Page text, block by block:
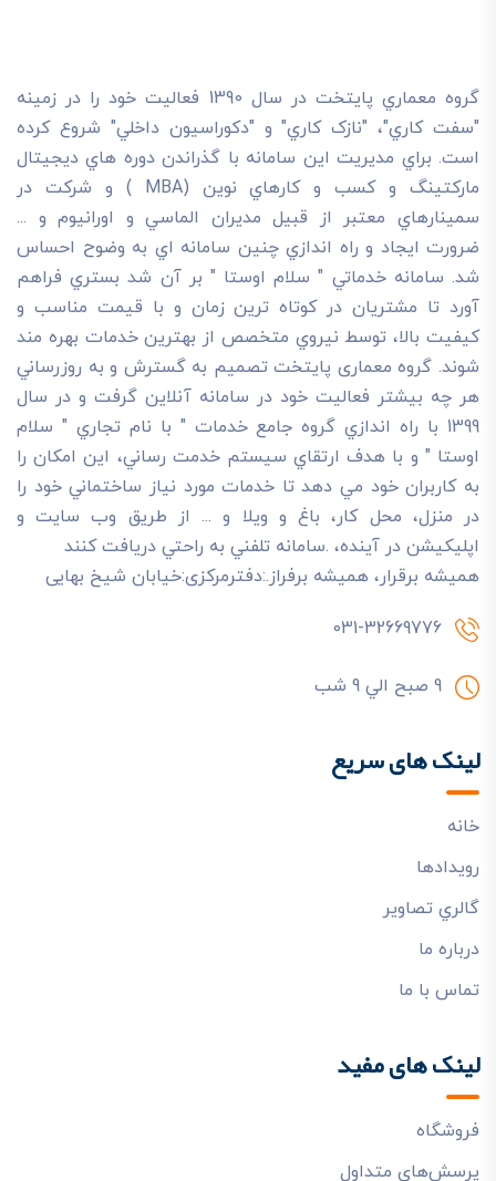
گروه معماري پايتخت در سال 1390 فعاليت خود را در زمينه
"سفت کاري"، "نازک کاري" و "دکوراسيون داخلي" شروع کرده
است. براي مديريت اين سامانه با گذراندن دوره هاي ديجيتال
مارکتينگ و کسب و کارهاي نوين (MBA ) و شرکت در
سمينارهاي معتبر از قبيل مديران الماسي و اورانيوم و ...
ضرورت ايجاد و راه اندازي چنين سامانه اي به وضوح احساس
شد. سامانه خدماتي " سلام اوستا " بر آن شد بستري فراهم
آورد تا مشتريان در کوتاه ترين زمان و با قيمت مناسب و
کيفيت بالا، توسط نيروي متخصص از بهترين خدمات بهره مند
شوند. گروه معماری پایتخت تصميم به گسترش و به روزرساني
هر چه بيشتر فعاليت خود در سامانه آنلاين گرفت و در سال
1399 با راه اندازي گروه جامع خدمات " با نام تجاري " سلام
اوستا " و با هدف ارتقاي سيستم خدمت رساني، اين امکان را
به کاربران خود مي دهد تا خدمات مورد نياز ساختماني خود را
در منزل، محل کار، باغ و ويلا و ... از طريق وب سايت و
اپليکيشن در آينده، .سامانه تلفني به راحتي دريافت کنند
هميشه برقرار، هميشه برفراز.:دفترمرکزی:خیابان شیخ بهایی
031-32669776
9 صبح الي 9 شب
لینک های سریع
خانه
رويدادها
گالري تصاوير
درباره ما
تماس با ما
لینک های مفید
فروشگاه
پرسش‌هاي متداول